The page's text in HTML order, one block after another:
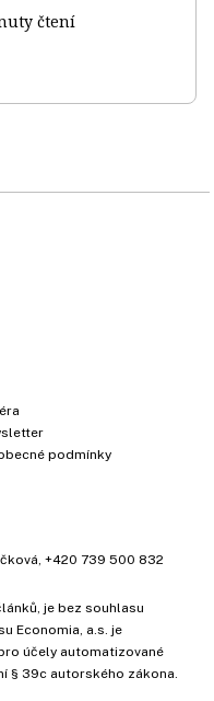
čtení
podmínky
+420 739 500 832
je bez souhlasu
Economia, a.s. je
účely automatizované
§ 39c autorského zákona.